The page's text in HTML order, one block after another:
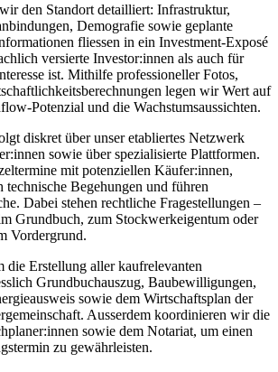
den Standort detailliert: Infrastruktur,
Demografie sowie geplante
fliessen in ein Investment-Exposé
versierte Investor:innen als auch für
ist. Mithilfe professioneller Fotos,
legen wir Wert auf
Potenzial und die Wachstumsaussichten.
diskret über unser etabliertes Netzwerk
sowie über spezialisierte Plattformen.
mit potenziellen Käufer:innen,
technische Begehungen und führen
Dabei stehen rechtliche Fragestellungen –
Grundbuch, zum Stockwerkeigentum oder
Vordergrund.
die Erstellung aller kaufrelevanten
Grundbuchauszug, Baubewilligungen,
sowie dem Wirtschaftsplan der
Ausserdem koordinieren wir die
sowie dem Notariat, um einen
zu gewährleisten.